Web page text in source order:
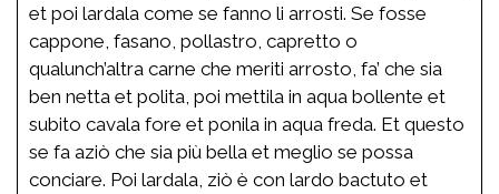
et poi lardala come se fanno li arrosti. Se fosse
cappone, fasano, pollastro, capretto o
qualunch’altra carne che meriti arrosto, fa’ che sia
ben netta et polita, poi mettila in aqua bollente et
subito cavala fore et ponila in aqua freda. Et questo
se fa aziò che sia più bella et meglio se possa
conciare. Poi lardala, ziò è con lardo bactuto et